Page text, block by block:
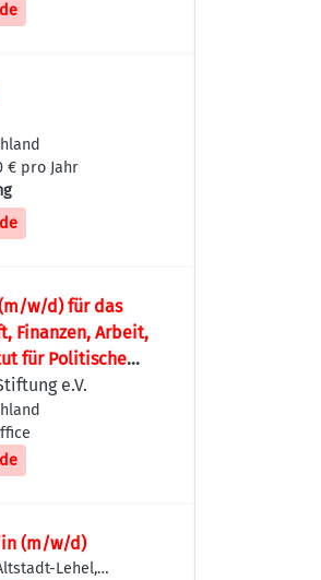
€ pro Jahr
für das
Finanzen, Arbeit,
für Politische
e.V.
(m/w/d)
Lehel,